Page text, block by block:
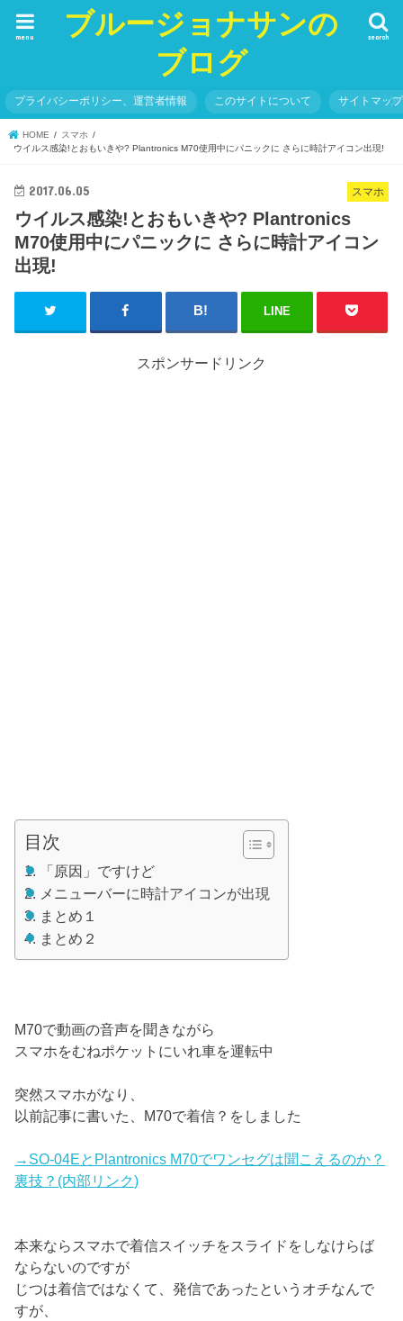
ブルージョナサンの
ブログ
search
menu
プライバシーポリシー、運営者情報 このサイトについて サイトマップ
HOME
スマホ
ウイルス感染!とおもいきや? Plantronics M70使用中にパニックに さらに時計アイコン出現!
スマホ
2017.06.05
ウイルス感染!とおもいきや? Plantronics
M70使用中にパニックに さらに時計アイコン
出現!
LINE
スポンサードリンク
目次
「原因」ですけど
メニューバーに時計アイコンが出現
まとめ１
まとめ２
M70で動画の音声を聞きながら
スマホをむねポケットにいれ車を運転中
突然スマホがなり、
以前記事に書いた、M70で着信？をしました
→SO-04EとPlantronics M70でワンセグは聞こえるのか？
裏技？(内部リンク)
本来ならスマホで着信スイッチをスライドをしなけらば
ならないのですが
じつは着信ではなくて、発信であったというオチなんで
すが、